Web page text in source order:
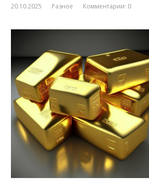
20.10.2025 Разное Комментарии: 0